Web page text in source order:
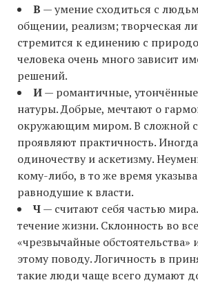
В — умение сходиться с
общении, реализм; творческая
стремится к единению с
человека очень много зависит
решений.
И— романтичные,
натуры. Добрые, мечтают о
окружающим миром. В сложной
проявляют практичность.
одиночеству и аскетизму.
кому-либо, в то же время
равнодушие к власти.
Ч— считают себя частью
течение жизни. Склонность во
«чрезвычайные обстоятельства»
этому поводу. Логичность в
такие люди чаще всего думают